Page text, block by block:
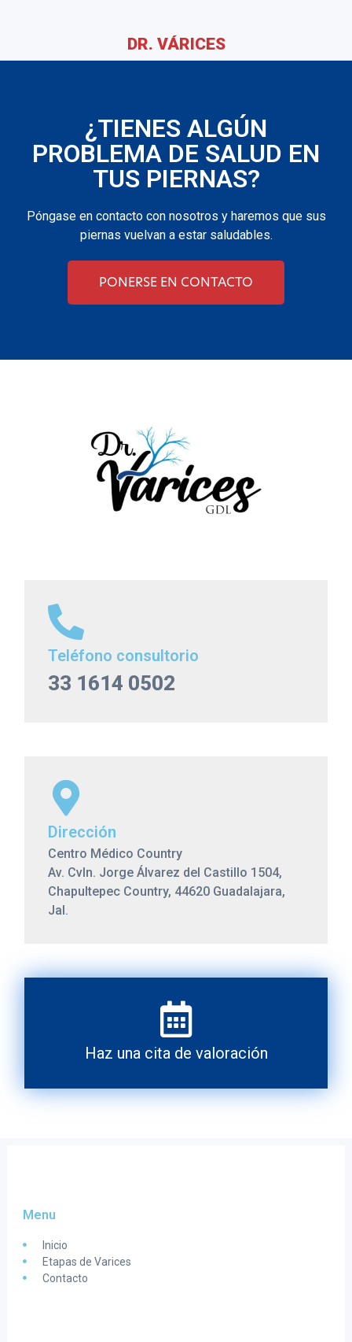
DR. VÁRICES
¿TIENES ALGÚN
PROBLEMA DE SALUD EN
TUS PIERNAS?
Póngase en contacto con nosotros y haremos que sus
piernas vuelvan a estar saludables.
PONERSE EN CONTACTO
Teléfono consultorio
33 1614 0502
Dirección
Centro Médico Country
Av. Cvln. Jorge Álvarez del Castillo 1504,
Chapultepec Country, 44620 Guadalajara,
Jal.
Haz una cita de valoración
Menu
Inicio
Etapas de Varices
Contacto